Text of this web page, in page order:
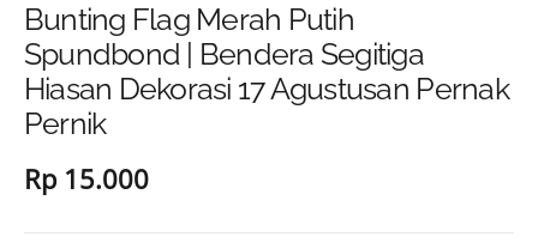
Bunting Flag Merah Putih
Spundbond | Bendera Segitiga
Hiasan Dekorasi 17 Agustusan Pernak
Pernik
Rp 15.000